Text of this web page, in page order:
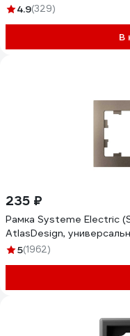
4.9(329)
В
235 ₽
Рамка Systeme Electric
AtlasDesign,
5(1962)